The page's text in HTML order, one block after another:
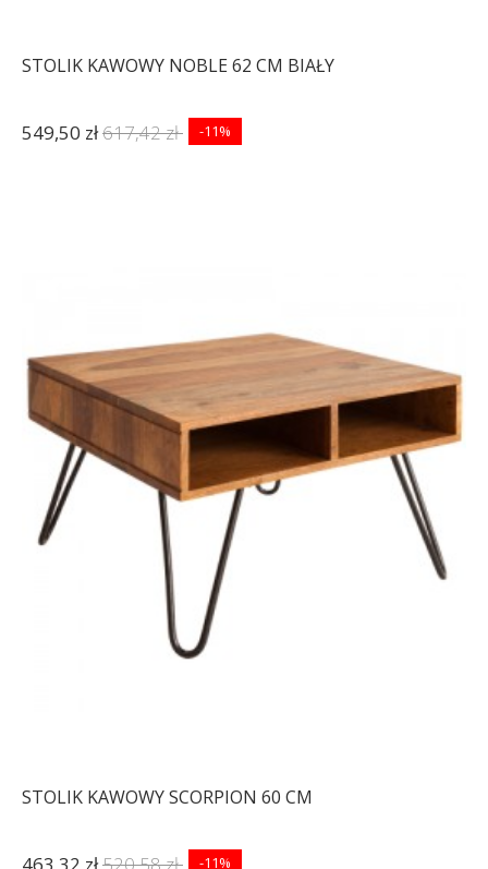
STOLIK KAWOWY NOBLE 62 CM BIAŁY
549,50 zł617,42 zł -11%
STOLIK KAWOWY SCORPION 60 CM
-11%